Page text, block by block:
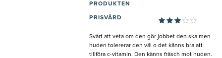
PRODUKTEN
PRISVÄRD
Svårt att veta om den gör jobbet den ska men
huden tolererar den väl o det känns bra att
tillföra c-vitamin. Den känns fräsch mot huden.